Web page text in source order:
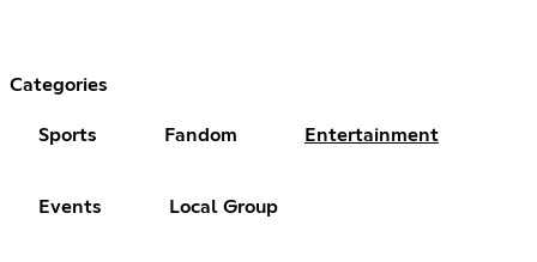
Categories
Sports Fandom Entertainment
Events Local Group